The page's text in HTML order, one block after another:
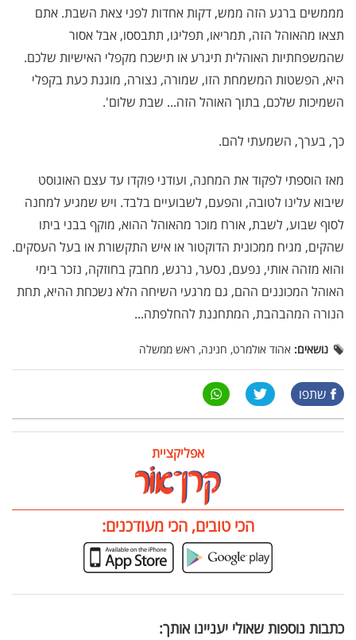
מממשים ברגע הזה ממש, דקות אחדות לפני צאת השבת. אתם
תצאו מהאוהל הזה, תמריאו, תפליגו, תתבססו, אבל אסור
שהמשפחתיות האוהלית תיגרע או תישכח מקפלי האישיות שלכם.
היא, הפשטות המשמחת הזו, שמורה, נצורה, מוגנת כעת בקפלי
השמיכות שלכם, בתוך האוהל הזה... שבת שלום'.
כך, בערך, השמעתי להם.
מאז הוספתי לפקוד את המחנה, ועודני פוקדו עד עצם האוגוסט
שיבוא עלינו לטובה, והפעם, לשבועיים בלבד. ויש שמגיע למחנה
לסוף שבוע, לשבת, אורח מוכר מהאוהל ההוא, מוקף בבני ביתו
שהקים, מגיח ממכונית הדוקטור או איש התקשורת או בעל העסקים.
והוא מזהה אותי, נפעם, נסער, נרגש, מחבק בחוזקה, נזכר בימי
האוהל המכוננים ההם, גם מרגעי השיחה הלא נשכחת ההיא, תחת
הנורה המהבהבת, המתחננת להחלפתה...
נושאים: אהוד אולמרט, חנינה, ראש ממשלה
שתפו
אפליקציית
הכי טובים, הכי מעודכנים:
כתבות נוספות שאולי יעניינו אותך: